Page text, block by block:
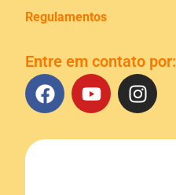
Regulamentos
Entre em contato por: